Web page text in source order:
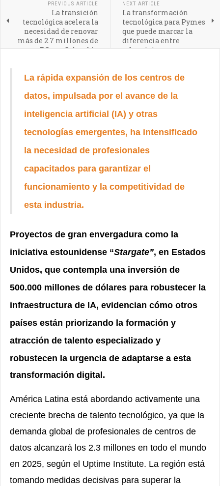
PREVIOUS ARTICLE
La transición
tecnológica acelera la
necesidad de renovar
más de 2.7 millones de
PCs en Colombia
NEXT ARTICLE
La transformación
tecnológica para Pymes
que puede marcar la
diferencia entre
sobrevivir y crecer
La rápida expansión de los centros de
datos, impulsada por el avance de la
inteligencia artificial (IA) y otras
tecnologías emergentes, ha intensificado
la necesidad de profesionales
capacitados para garantizar el
funcionamiento y la competitividad de
esta industria.
Proyectos de gran envergadura como la
iniciativa estounidense “Stargate”, en Estados
Unidos, que contempla una inversión de
500.000 millones de dólares para robustecer la
infraestructura de IA, evidencian cómo otros
países están priorizando la formación y
atracción de talento especializado y
robustecen la urgencia de adaptarse a esta
transformación digital.
América Latina está abordando activamente una
creciente brecha de talento tecnológico, ya que la
demanda global de profesionales de centros de
datos alcanzará los 2.3 millones en todo el mundo
en 2025, según el Uptime Institute. La región está
tomando medidas decisivas para superar la